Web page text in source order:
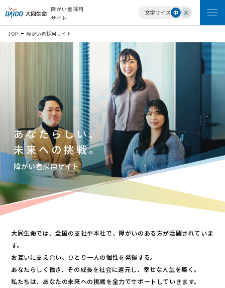
障がい者採用
サイト
メッセージ
よくある質問
募集要項
イベント情報
文字サイズ 中 大
TOP 障がい者採用サイト
あなたらしい、
未来への挑戦。
障がい者採用サイト
大同生命では、全国の支社や本社で、障がいのある方が活躍されていま
す。
お互いに支え合い、ひとり一人の個性を発揮する。
あなたらしく働き、その成長を社会に還元し、幸せな人生を築く。
私たちは、あなたの未来への挑戦を全力でサポートしていきます。